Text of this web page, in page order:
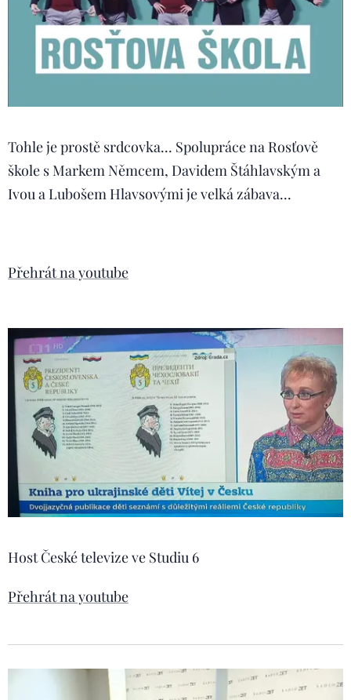
Tohle je prostě srdcovka... Spolupráce na Rosťově
škole s Markem Němcem, Davidem Štáhlavským a
Ivou a Lubošem Hlavsovými je velká zábava...
Přehrát na youtube
Host České televize ve Studiu 6
Přehrát na youtube